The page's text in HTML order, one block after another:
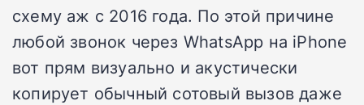
схему аж с 2016 года. По этой причине
любой звонок через WhatsApp на iPhone
вот прям визуально и акустически
копирует обычный сотовый вызов даже